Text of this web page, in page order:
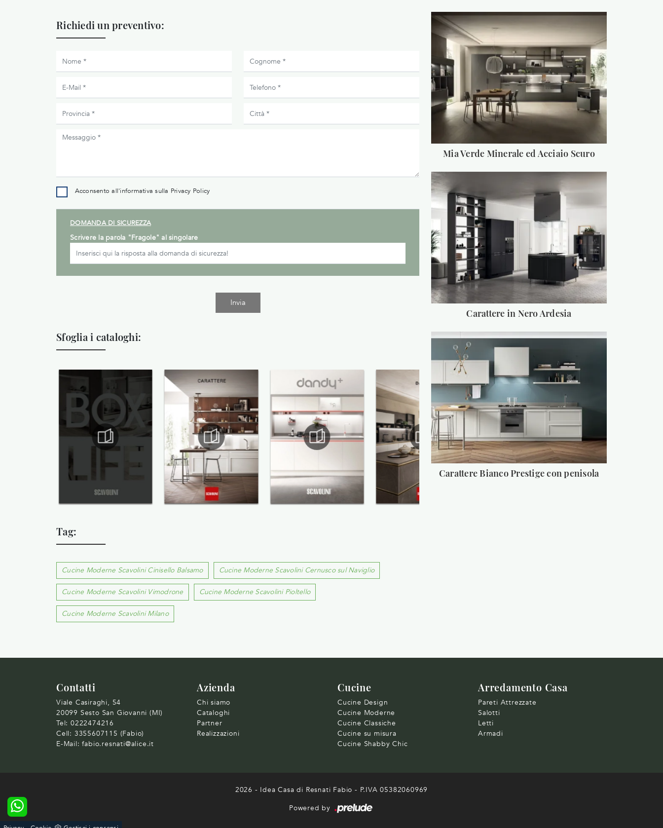
Richiedi un preventivo:
Acconsento all'informativa sulla Privacy Policy
DOMANDA DI SICUREZZA
Scrivere la parola "Fragole" al singolare
Invia
Sfoglia i cataloghi:
Tag:
Cucine Moderne Scavolini Cinisello Balsamo Cucine Moderne Scavolini Cernusco sul Naviglio
Cucine Moderne Scavolini Vimodrone Cucine Moderne Scavolini Pioltello
Cucine Moderne Scavolini Milano
Mia Verde Minerale ed Acciaio Scuro
Carattere in Nero Ardesia
Carattere Bianco Prestige con penisola
Contatti
Viale Casiraghi, 54
20099 Sesto San Giovanni (MI)
Tel: 0222474216
Cell: 3355607115 (Fabio)
E-Mail: fabio.resnati@alice.it
Azienda
Chi siamo
Cataloghi
Partner
Realizzazioni
Cucine
Cucine Design
Cucine Moderne
Cucine Classiche
Cucine su misura
Cucine Shabby Chic
Arredamento Casa
Pareti Attrezzate
Salotti
Letti
Armadi
2026 - Idea Casa di Resnati Fabio - P.IVA 05382060969
Powered by